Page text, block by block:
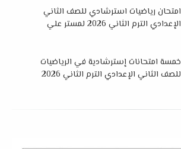
امتحان رياضيات استرشادي للصف الثاني
الإعدادي الترم الثاني 2026 لمستر علي
خمسة امتحانات إسترشادية في الرياضيات
للصف الثاني الإعدادي الترم الثاني 2026